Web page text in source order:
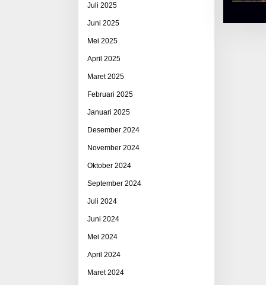
Juli 2025
Juni 2025
Mei 2025
April 2025
Maret 2025
Februari 2025
Januari 2025
Desember 2024
November 2024
Oktober 2024
September 2024
Juli 2024
Juni 2024
Mei 2024
April 2024
Maret 2024